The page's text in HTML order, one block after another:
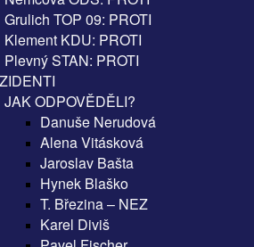
Grulich TOP 09: PROTI
Klement KDU: PROTI
Plevný STAN: PROTI
JAK ODPOVĚDĚLI?
Danuše Nerudová
Alena Vitásková
Jaroslav Bašta
Hynek Blaško
T. Březina – NEZ
Karel Diviš